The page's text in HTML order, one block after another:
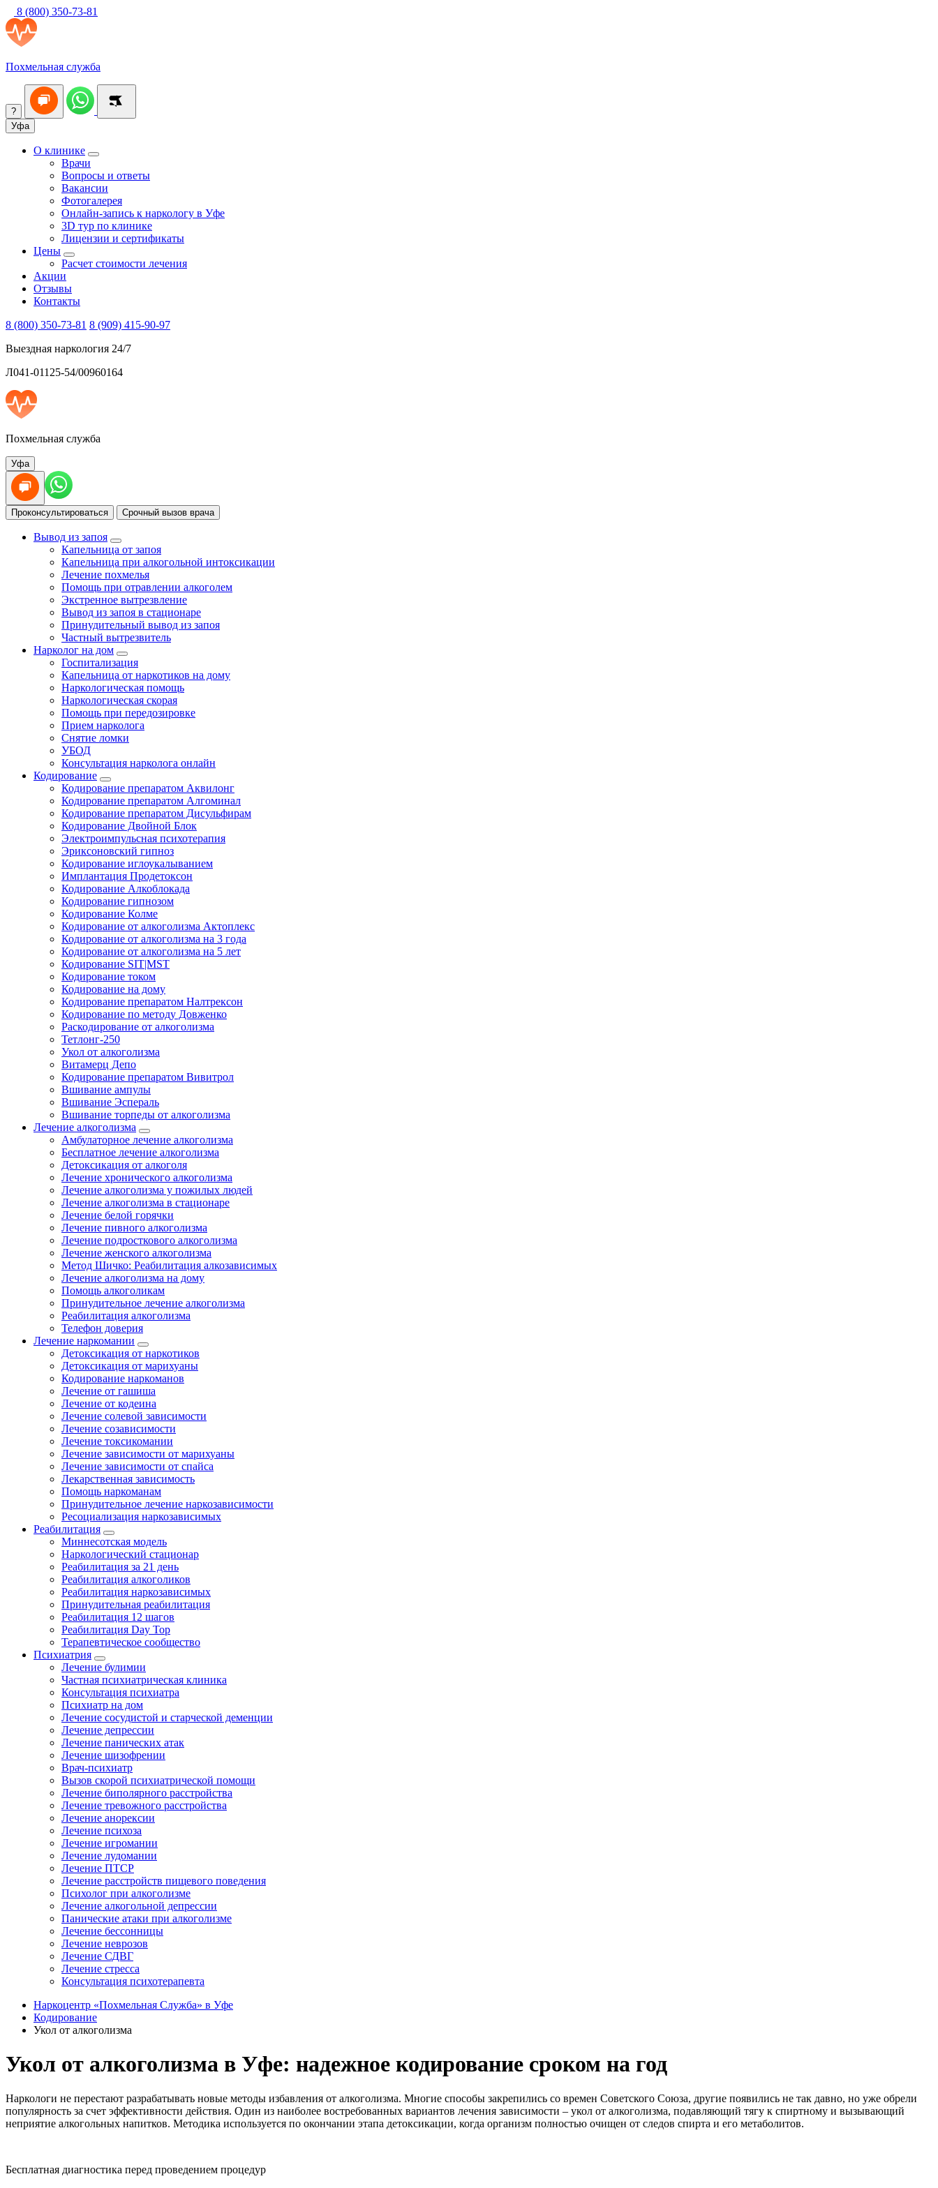
8 (800) 350-73-81
Похмельная служба
?
Уфа
О клинике
Врачи
Вопросы и ответы
Вакансии
Фотогалерея
Онлайн-запись к наркологу в Уфе
3D тур по клинике
Лицензии и сертификаты
Цены
Расчет стоимости лечения
Акции
Отзывы
Контакты
8 (800) 350-73-81 8 (909) 415-90-97
Выездная наркология 24/7
Л041-01125-54/00960164
Похмельная служба
Уфа
Проконсультироваться Срочный вызов врача
Вывод из запоя
Капельница от запоя
Капельница при алкогольной интоксикации
Лечение похмелья
Помощь при отравлении алкоголем
Экстренное вытрезвление
Вывод из запоя в стационаре
Принудительный вывод из запоя
Частный вытрезвитель
Нарколог на дом
Госпитализация
Капельница от наркотиков на дому
Наркологическая помощь
Наркологическая скорая
Помощь при передозировке
Прием нарколога
Снятие ломки
УБОД
Консультация нарколога онлайн
Кодирование
Кодирование препаратом Аквилонг
Кодирование препаратом Алгоминал
Кодирование препаратом Дисульфирам
Кодирование Двойной Блок
Электроимпульсная психотерапия
Эриксоновский гипноз
Кодирование иглоукалыванием
Имплантация Продетоксон
Кодирование Алкоблокада
Кодирование гипнозом
Кодирование Колме
Кодирование от алкоголизма Актоплекс
Кодирование от алкоголизма на 3 года
Кодирование от алкоголизма на 5 лет
Кодирование SIT|MST
Кодирование током
Кодирование на дому
Кодирование препаратом Налтрексон
Кодирование по методу Довженко
Раскодирование от алкоголизма
Тетлонг-250
Укол от алкоголизма
Витамерц Депо
Кодирование препаратом Вивитрол
Вшивание ампулы
Вшивание Эспераль
Вшивание торпеды от алкоголизма
Лечение алкоголизма
Амбулаторное лечение алкоголизма
Бесплатное лечение алкоголизма
Детоксикация от алкоголя
Лечение хронического алкоголизма
Лечение алкоголизма у пожилых людей
Лечение алкоголизма в стационаре
Лечение белой горячки
Лечение пивного алкоголизма
Лечение подросткового алкоголизма
Лечение женского алкоголизма
Метод Шичко: Реабилитация алкозависимых
Лечение алкоголизма на дому
Помощь алкоголикам
Принудительное лечение алкоголизма
Реабилитация алкоголизма
Телефон доверия
Лечение наркомании
Детоксикация от наркотиков
Детоксикация от марихуаны
Кодирование наркоманов
Лечение от гашиша
Лечение от кодеина
Лечение солевой зависимости
Лечение созависимости
Лечение токсикомании
Лечение зависимости от марихуаны
Лечение зависимости от спайса
Лекарственная зависимость
Помощь наркоманам
Принудительное лечение наркозависимости
Ресоциализация наркозависимых
Реабилитация
Миннесотская модель
Наркологический стационар
Реабилитация за 21 день
Реабилитация алкоголиков
Реабилитация наркозависимых
Принудительная реабилитация
Реабилитация 12 шагов
Реабилитация Day Top
Терапевтическое сообщество
Психиатрия
Лечение булимии
Частная психиатрическая клиника
Консультация психиатра
Психиатр на дом
Лечение сосудистой и старческой деменции
Лечение депрессии
Лечение панических атак
Лечение шизофрении
Врач-психиатр
Вызов скорой психиатрической помощи
Лечение биполярного расстройства
Лечение тревожного расстройства
Лечение анорексии
Лечение психоза
Лечение игромании
Лечение лудомании
Лечение ПТСР
Лечение расстройств пищевого поведения
Психолог при алкоголизме
Лечение алкогольной депрессии
Панические атаки при алкоголизме
Лечение бессонницы
Лечение неврозов
Лечение СДВГ
Лечение стресса
Консультация психотерапевта
Наркоцентр «Похмельная Служба» в Уфе
Кодирование
Укол от алкоголизма
Укол от алкоголизма в Уфе: надежное кодирование сроком на год
Наркологи не перестают разрабатывать новые методы избавления от алкоголизма. Многие способы закрепились со времен Советского Союза, другие появились не так давно, но уже обрели
популярность за счет эффективности действия. Один из наиболее востребованных вариантов лечения зависимости – укол от алкоголизма, подавляющий тягу к спиртному и вызывающий
неприятие алкогольных напитков. Методика используется по окончании этапа детоксикации, когда организм полностью очищен от следов спирта и его метаболитов.
Бесплатная диагностика перед проведением процедур